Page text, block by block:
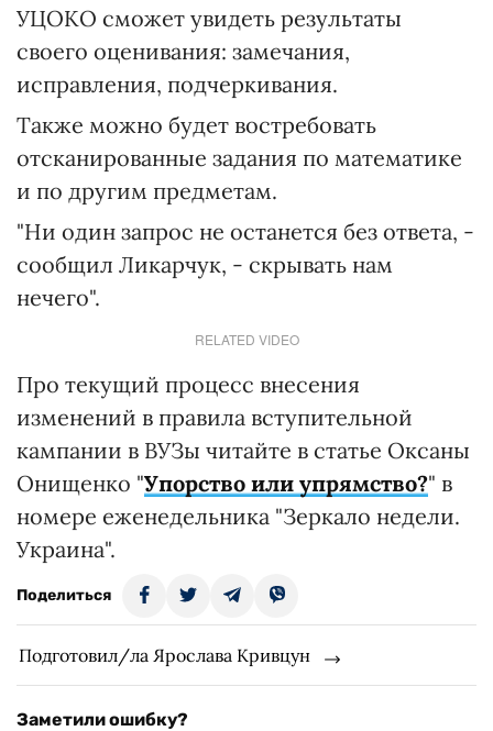
УЦОКО сможет увидеть результаты
своего оценивания: замечания,
исправления, подчеркивания.
Также можно будет востребовать
отсканированные задания по математике
и по другим предметам.
"Ни один запрос не останется без ответа, -
сообщил Ликарчук, - скрывать нам
нечего".
RELATED VIDEO
Про текущий процесс внесения
изменений в правила вступительной
кампании в ВУЗы читайте в статье Оксаны
Онищенко "Упорство или упрямство?" в
номере еженедельника "Зеркало недели.
Украина".
Поделиться
Подготовил/ла Ярослава Кривцун
Заметили ошибку?